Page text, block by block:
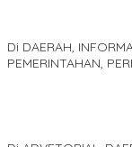
Di DAERAH,
PEMERINTAHAN,